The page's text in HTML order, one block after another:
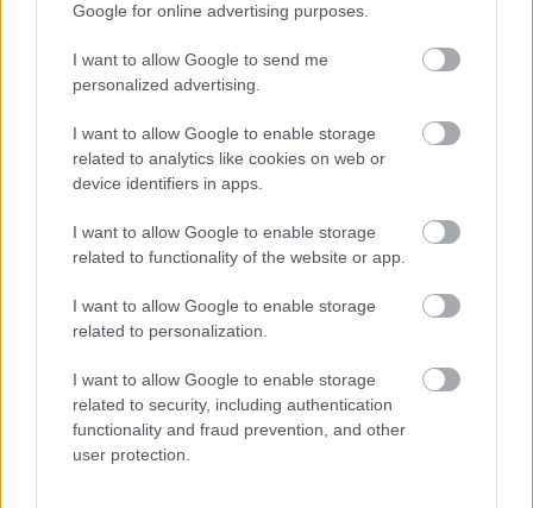
Google for online advertising purposes.
I want to allow Google to send me
personalized advertising.
I want to allow Google to enable storage
related to analytics like cookies on web or
device identifiers in apps.
I want to allow Google to enable storage
related to functionality of the website or app.
I want to allow Google to enable storage
related to personalization.
I want to allow Google to enable storage
related to security, including authentication
functionality and fraud prevention, and other
user protection.
Επηρεάζει η σειρά γέννησης την εκδήλωση
συγκεκριμένων νόσων;